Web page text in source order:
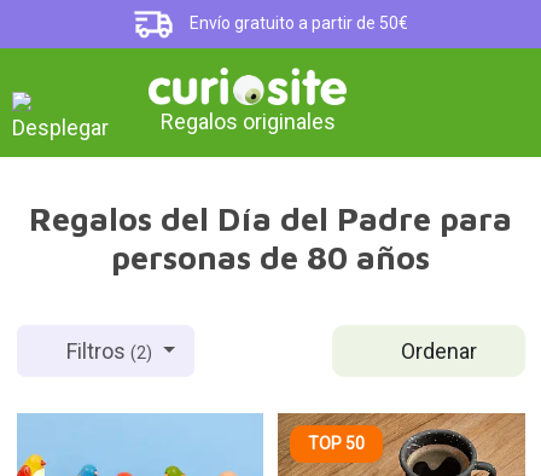
Envío gratuito a partir de 50€
Regalos originales
Regalos del Día del Padre para
personas de 80 años
Ordenar
Filtros(2)
TOP 50